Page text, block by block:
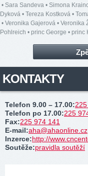
• Sara Sandeva • Simona
Dyková • Tereza Kostková •
• Veronika Gajerová • Veronika
Pohlreich • princ George • princ
KONTAKTY
Telefon 9.00 – 17.00:
Telefon po 17.00:225
Fax:225 974 141
E-mail:aha@ahaonline.cz
Inzerce:http://
Soutěže:pravidla soutěží